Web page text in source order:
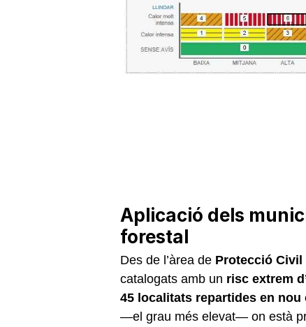
Aplicació dels
forestal
Des de l’àrea de Protecció Civil
catalogats amb un risc extrem
45 localitats repartides en
—el grau més elevat— on està